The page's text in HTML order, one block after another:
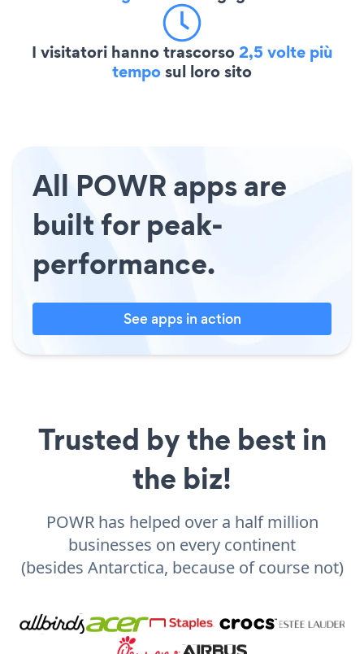
I visitatori hanno trascorso2,5 volte più
temposul loro sito
All POWR apps are
built for peak-
performance.
See apps in action
Trusted by the best in
the biz!
POWR has helped over a half million
businesses on every continent
(besides Antarctica, because of course not)